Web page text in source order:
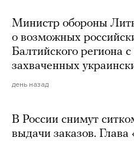
Министр обороны
о возможных
Балтийского региона
захваченных
день назад
В России снимут
выдачи заказов.